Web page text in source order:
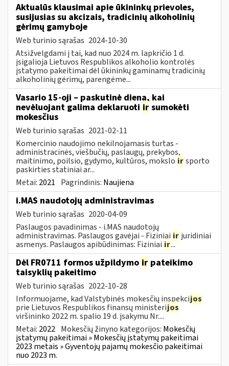
Aktualūs klausimai apie ūkininkų prievoles,
susijusias su akcizais, tradicinių alkoholinių
gėrimų gamyboje
Web turinio sąrašas 2024-10-30
Atsižvelgdami į tai, kad nuo 2024 m. lapkričio 1 d.
įsigalioja Lietuvos Respublikos alkoholio kontrolės
įstatymo pakeitimai dėl ūkininkų gaminamų tradicinių
alkoholinių gėrimų, parengėme...
Vasario 15-oji – paskutinė diena, kai
nevėluojant galima deklaruoti ir sumokėti
mokesčius
Web turinio sąrašas 2021-02-11
Komercinio naudojimo nekilnojamasis turtas -
administracinės, viešbučių, paslaugų, prekybos,
maitinimo, poilsio, gydymo, kultūros, mokslo irsporto
paskirties statiniai ar...
Metai: 2021 Pagrindinis: Naujiena
i.MAS naudotojų administravimas
Web turinio sąrašas 2020-04-09
Paslaugos pavadinimas - i.MAS naudotojų
administravimas. Paslaugos gavėjai - Fiziniai ir juridiniai
asmenys. Paslaugos apibūdinimas: Fiziniai ir...
Dėl FR0711 formos užpildymo ir pateikimo
taisyklių pakeitimo
Web turinio sąrašas 2022-10-28
Informuojame, kad Valstybinės mokesčių inspekcijos
prie Lietuvos Respublikos finansų ministerijos
viršininko 2022 m. spalio 19 d. įsakymu Nr....
Metai: 2022 Mokesčių žinyno kategorijos: Mokesčių
įstatymų pakeitimai » Mokesčių įstatymų pakeitimai
2023 metais » Gyventojų pajamų mokesčio pakeitimai
nuo 2023 m.